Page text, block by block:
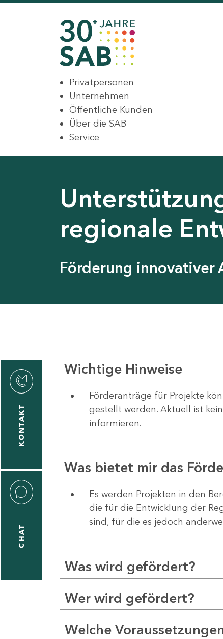
Privatpersonen
Unternehmen
Öffentliche Kunden
Über die SAB
Service
regionale
Förderung innovativer
KONTAKT
CHAT
Wichtige Hinweise
Förderanträge für Projekte
gestellt werden. Aktuell ist
informieren.
Was bietet mir das
Es werden Projekten in den
die für die Entwicklung der
sind, für die es jedoch
Was wird gefördert?
Wer wird gefördert?
Welche